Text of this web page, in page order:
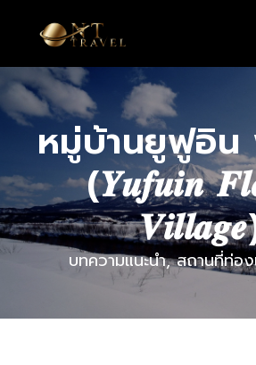
บทความแนะนำ, สถานที่ท่อง
หมู่บ้านยูฟูอิน
(𝒀𝒖𝒇𝒖𝒊𝒏